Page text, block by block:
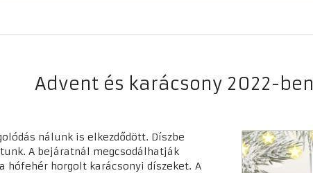
Advent és karácsony 2022-ben
nálunk is elkezdődött. Díszbe
A bejáratnál megcsodálhatják
hófehér horgolt karácsonyi díszeket. A